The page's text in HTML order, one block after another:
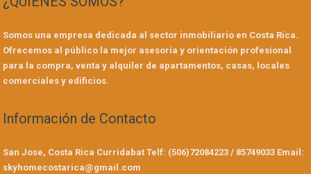
Somos una empresa dedicada al sector inmobiliario en Costa Rica.
Ofrecemos al público la mejor asesoría y orientación profesional
para la compra, venta y alquiler de apartamentos, casas, locales
comerciales y edificios.
Información de Contacto
San Jose, Costa Rica Curridabat Telf: (506)72084223 / 85749033 Email:
skyhomecostarica@gmail.com